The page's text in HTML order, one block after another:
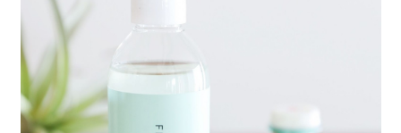
1.分期款項不併入電信帳單，「大哥付你分期」於每月結算日後寄送繳費提
醒簡訊。
2.透過簡訊連結打開帳單後，可選擇「超商條碼／台灣大直營門市／銀行轉
帳／街口支付／iPASS MONEY」等通路繳費。
【注意事項】
1.本服務係由「台灣大哥大股份有限公司」（以下簡稱本公司）所提供，讓
用戶於交易時，得透過本服務購買商品或服務，並由商店將買賣／分期付款
【「AFTEE先享後付」結帳流程】
１．於結帳方式選擇「AFTEE先享後付」後，將跳轉至「AFTEE先享後付」
結帳頁面，進行簡訊認證並確認金額後，即可完成結帳。
２．訂單成立數日內，您將收到繳費通知簡訊。
３．收到繳費通知簡訊後14天內，點擊此簡訊中的連結，可透過四大超商／
ATM／網路銀行／等多元方式進行付款，方視為交易完成。
※ 請注意：結帳手續完成當下不需立刻繳費，但若您需要取消訂單，請聯絡
購買商品的店家。未經商家同意取消之訂單仍視為有效，需透過AFTEE先享
付款後 全家取貨
每筆NT$80，滿NT$888(含以上)免運費
7-11 取貨付款
每筆NT$80，滿NT$1,500(含以上)免運費
付款後 7-11取貨